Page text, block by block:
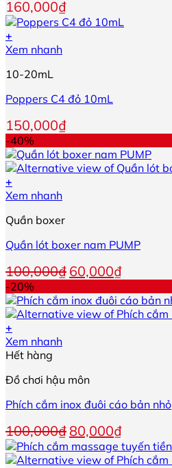
160,000₫
+
Xem nhanh
10-20mL
Poppers C4 đỏ 10mL
150,000₫
-40%
+
Sản
này
nhiều
biến
thể.
Các
tùy
chọn
có
thể
được
chọn
trên
trang
sản
phẩm
Xem nhanh
Quần boxer
Quần lót boxer nam PUMP
100,000₫ Giá
gốc
là:
100,000₫.
60,000₫Giá
hiện
tại
là:
60,000₫.
-20%
+
Sản
phẩm
có
biến
thể.
Các
tùy
chọn
Xem nhanh
Hết hàng
Đồ chơi hậu môn
Phích cắm inox đuôi cáo bản nhỏ
100,000₫ Giá
gốc
là:
80,000₫Giá
hiện
tại